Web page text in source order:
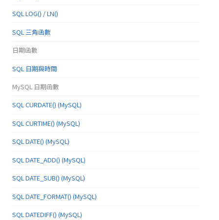
SQL LOG() / LN()
SQL 三角函數
日期函數
SQL 日期與時間
MySQL 日期函數
SQL CURDATE() (MySQL)
SQL CURTIME() (MySQL)
SQL DATE() (MySQL)
SQL DATE_ADD() (MySQL)
SQL DATE_SUB() (MySQL)
SQL DATE_FORMAT() (MySQL)
SQL DATEDIFF() (MySQL)